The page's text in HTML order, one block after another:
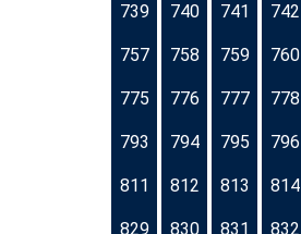
739 740 741 742
757 758 759 760
775 776 777 778
793 794 795 796
811 812 813 814
829 830 831 832